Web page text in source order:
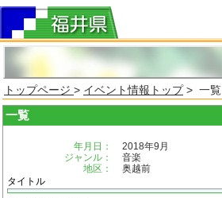
トップページ > イベント情報トップ> 一覧
一覧
年月日：
2018年9月
ジャンル：
音楽
地区：
奥越前
タイトル